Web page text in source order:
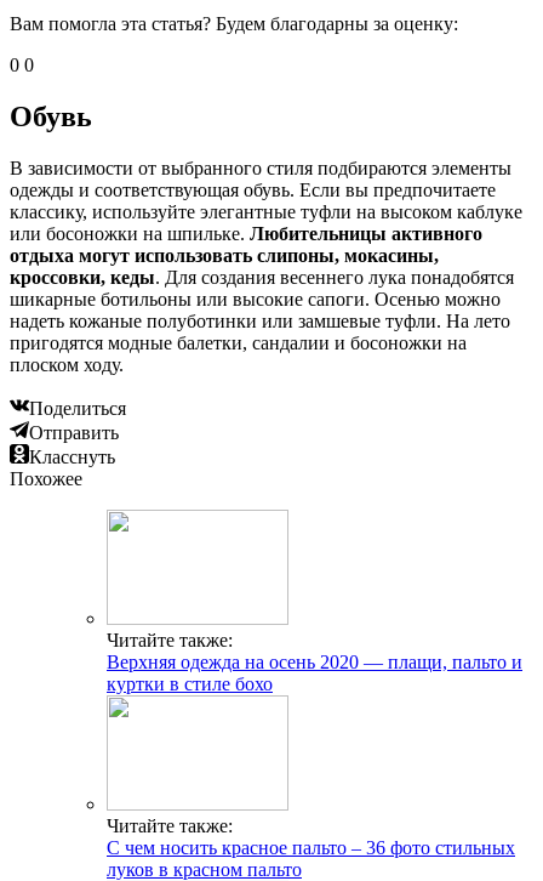
Вам помогла эта статья? Будем благодарны за оценку:
0 0
Обувь
В зависимости от выбранного стиля подбираются элементы
одежды и соответствующая обувь. Если вы предпочитаете
классику, используйте элегантные туфли на высоком каблуке
или босоножки на шпильке. Любительницы активного
отдыха могут использовать слипоны, мокасины,
кроссовки, кеды. Для создания весеннего лука понадобятся
шикарные ботильоны или высокие сапоги. Осенью можно
надеть кожаные полуботинки или замшевые туфли. На лето
пригодятся модные балетки, сандалии и босоножки на
плоском ходу.
Поделиться
Отправить
Класснуть
Похожее
Читайте также:
Верхняя одежда на осень 2020 — плащи, пальто и
куртки в стиле бохо
Читайте также:
С чем носить красное пальто – 36 фото стильных
луков в красном пальто